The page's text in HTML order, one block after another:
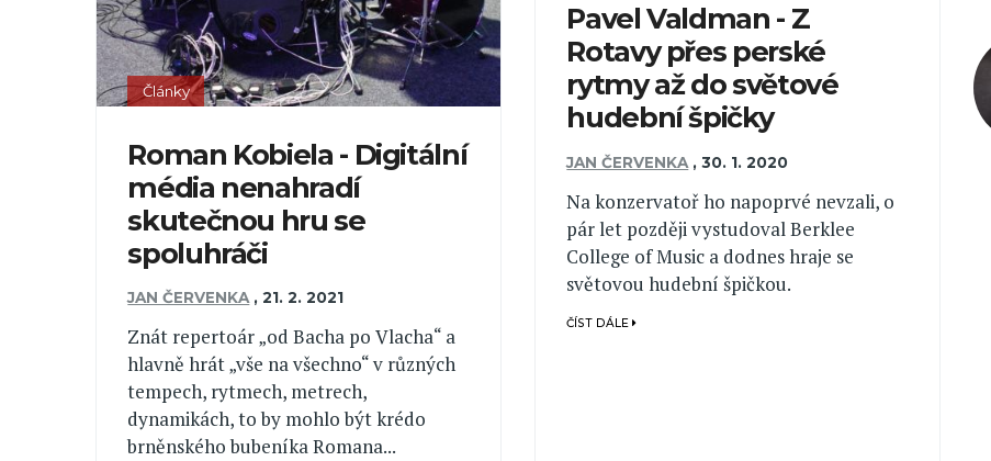
Články
Roman Kobiela - Digitální
média nenahradí
skutečnou hru se
spoluhráči
JAN ČERVENKA ,21. 2. 2021
Znát repertoár „od Bacha po Vlacha“ a
hlavně hrát „vše na všechno“ v různých
tempech, rytmech, metrech,
dynamikách, to by mohlo být krédo
brněnského bubeníka Romana...
Pavel Valdman - Z
Rotavy přes perské
rytmy až do světové
hudební špičky
JAN ČERVENKA ,30. 1. 2020
Na konzervatoř ho napoprvé nevzali, o
pár let později vystudoval Berklee
College of Music a dodnes hraje se
světovou hudební špičkou.
ČÍST DÁLE